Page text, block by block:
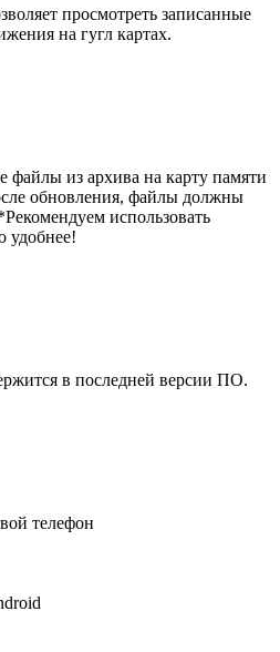
просмотреть записанные
на гугл картах.
файлы из архива на карту памяти
обновления, файлы должны
использовать
удобнее!
в последней версии ПО.
телефон